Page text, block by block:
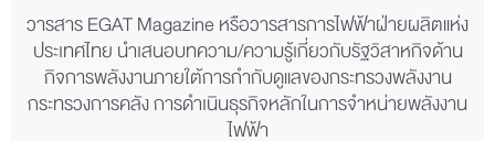
วารสาร EGAT Magazine หรือวารสารการไฟฟ้าฝ่ายผลิตแห่ง
ประเทศไทย นำเสนอบทความ/ความรู้เกี่ยวกับรัฐวิสาหกิจด้าน
กิจการพลังงานภายใต้การกำกับดูแลของกระทรวงพลังงาน
กระทรวงการคลัง การดำเนินธุรกิจหลักในการจำหน่ายพลังงาน
ไฟฟ้า